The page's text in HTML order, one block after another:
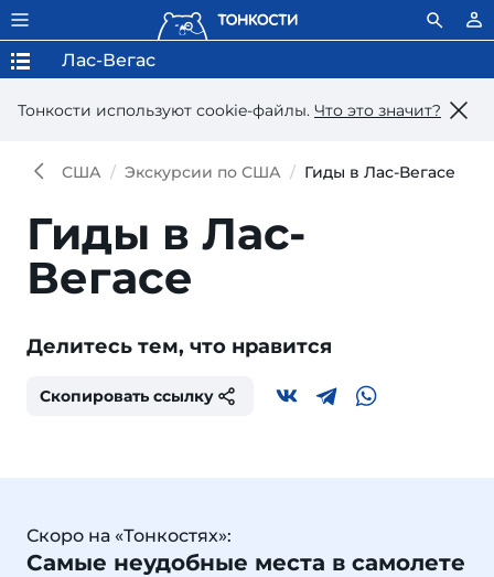
Тонкости используют сookie-файлы. Что это значит?
Лас-Вегас
США Экскурсии по США Гиды в Лас-Вегасе
Гиды в Лас-
Вегасе
Делитесь тем, что нравится
Скопировать ссылку
Скоро на «Тонкостях»:
Самые неудобные места в самолете